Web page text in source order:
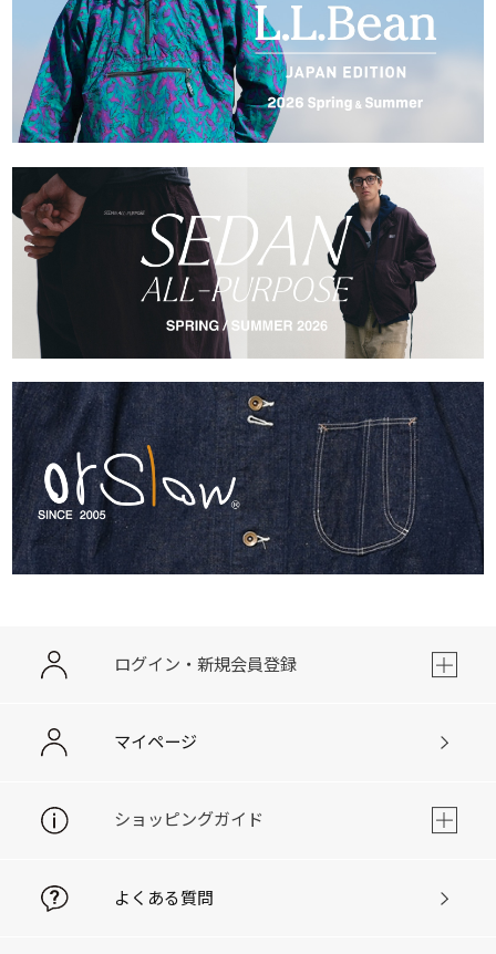
ログイン・新規会員登録
マイページ
ショッピングガイド
よくある質問